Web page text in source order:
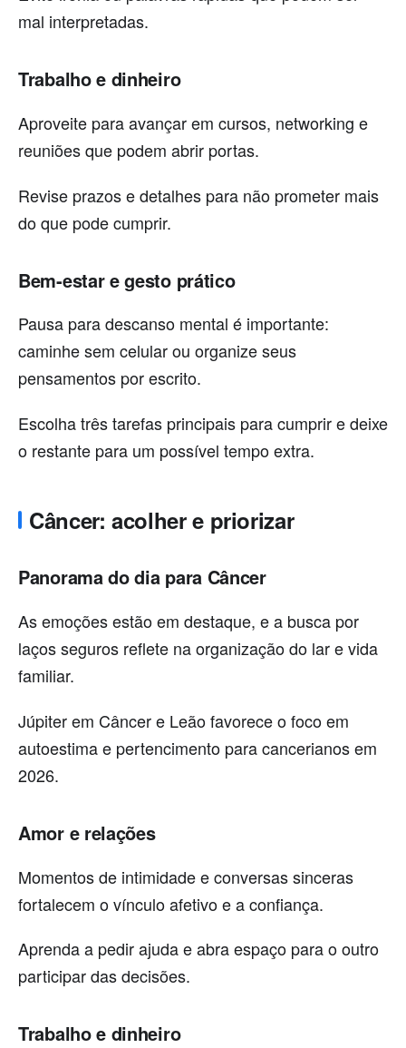
mal interpretadas.
Trabalho e dinheiro
Aproveite para avançar em cursos, networking e
reuniões que podem abrir portas.
Revise prazos e detalhes para não prometer mais
do que pode cumprir.
Bem-estar e gesto prático
Pausa para descanso mental é importante:
caminhe sem celular ou organize seus
pensamentos por escrito.
Escolha três tarefas principais para cumprir e deixe
o restante para um possível tempo extra.
Câncer: acolher e priorizar
Panorama do dia para Câncer
As emoções estão em destaque, e a busca por
laços seguros reflete na organização do lar e vida
familiar.
Júpiter em Câncer e Leão favorece o foco em
autoestima e pertencimento para cancerianos em
2026.
Amor e relações
Momentos de intimidade e conversas sinceras
fortalecem o vínculo afetivo e a confiança.
Aprenda a pedir ajuda e abra espaço para o outro
participar das decisões.
Trabalho e dinheiro